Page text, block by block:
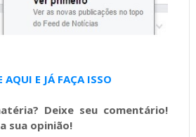
AQUI E JÁ FAÇA ISSO
Deixe seu comentário!
sua opinião!